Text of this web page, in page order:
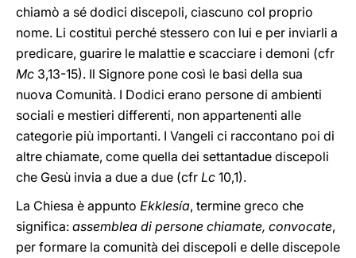
chiamò a sé dodici discepoli, ciascuno col proprio
nome. Li costituì perché stessero con lui e per inviarli a
predicare, guarire le malattie e scacciare i demoni (cfr
Mc 3,13-15). Il Signore pone così le basi della sua
nuova Comunità. I Dodici erano persone di ambienti
sociali e mestieri differenti, non appartenenti alle
categorie più importanti. I Vangeli ci raccontano poi di
altre chiamate, come quella dei settantadue discepoli
che Gesù invia a due a due (cfr Lc 10,1).
La Chiesa è appunto Ekklesía, termine greco che
significa: assemblea di persone chiamate, convocate,
per formare la comunità dei discepoli e delle discepole